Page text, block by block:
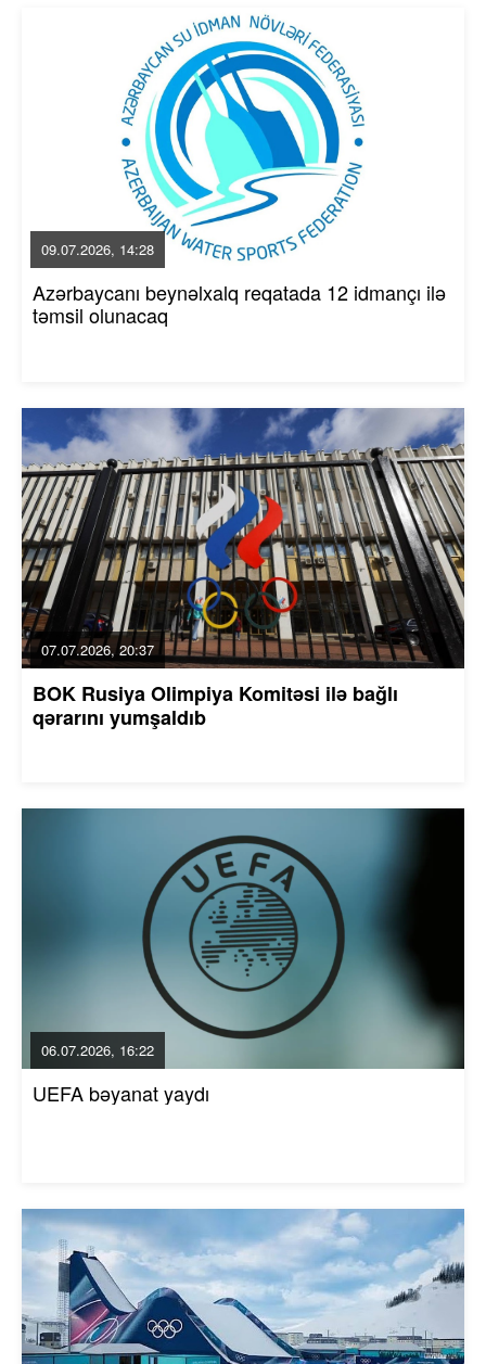
09.07.2026, 14:28
Azərbaycanı beynəlxalq reqatada 12 idmançı ilə
təmsil olunacaq
07.07.2026, 20:37
BOK Rusiya Olimpiya Komitəsi ilə bağlı
qərarını yumşaldıb
06.07.2026, 16:22
UEFA bəyanat yaydı